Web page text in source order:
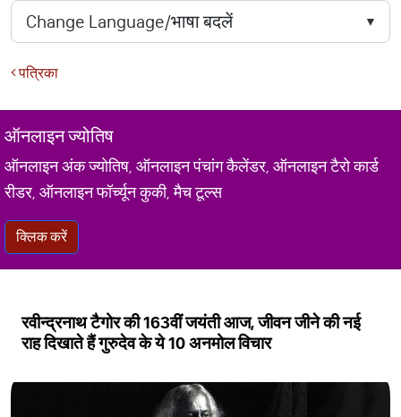
पत्रिका
ऑनलाइन ज्योतिष
ऑनलाइन अंक ज्योतिष, ऑनलाइन पंचांग कैलेंडर, ऑनलाइन टैरो कार्ड
रीडर, ऑनलाइन फॉर्च्यून कुकी, मैच टूल्स
क्लिक करें
रवीन्द्रनाथ टैगोर की 163वीं जयंती आज, जीवन जीने की नई
राह दिखाते हैं गुरुदेव के ये 10 अनमोल विचार